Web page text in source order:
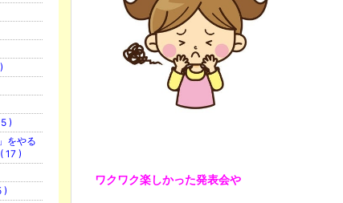
ワクワク楽しかった発表会や
)
をやる
17 )
)